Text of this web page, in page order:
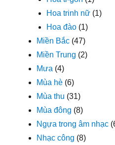
Hoa trinh nữ (1)
Hoa đào (1)
Miền Bắc (47)
Miền Trung (2)
Mưa (4)
Mùa hè (6)
Mùa thu (31)
Mùa đông (8)
Ngựa trong âm nhạc
Nhạc công (8)